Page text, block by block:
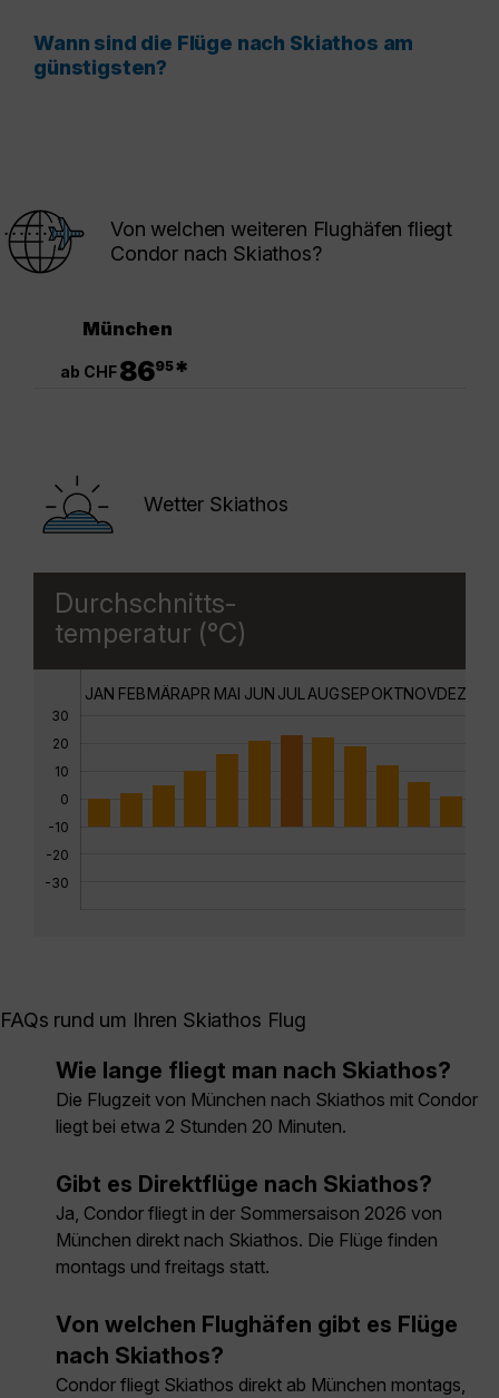
Wann sind die Flüge nach Skiathos am
günstigsten?
Von welchen weiteren Flughäfen fliegt
Condor nach Skiathos?
München
ab CHF8695*
Wetter Skiathos
Durchschnitts-
temperatur (°C)
30
20
10
0
-10
-20
-30
JAN FEBMÄRAPR MAI JUN JUL AUGSEPOKTNOVDEZ
FAQs rund um Ihren Skiathos Flug
Wie lange fliegt man nach Skiathos?
Die Flugzeit von München nach Skiathos mit Condor
liegt bei etwa 2 Stunden 20 Minuten.
Gibt es Direktflüge nach Skiathos?
Ja, Condor fliegt in der Sommersaison 2026 von
München direkt nach Skiathos. Die Flüge finden
montags und freitags statt.
Von welchen Flughäfen gibt es Flüge
nach Skiathos?
Condor fliegt Skiathos direkt ab München montags,